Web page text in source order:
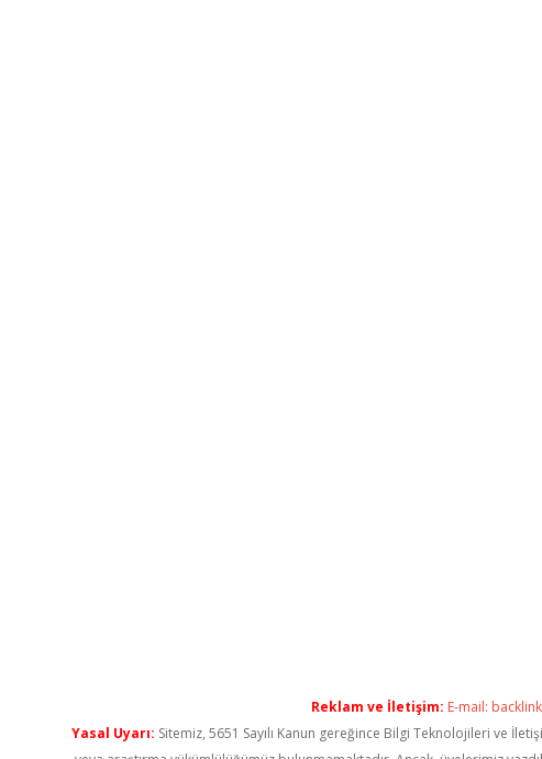
Reklam ve İletişim: E-mail:
Yasal Uyarı: Sitemiz, 5651 Sayılı Kanun gereğince Bilgi Teknolojileri ve